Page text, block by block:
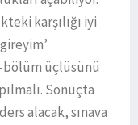
karşılığı iyi
üçlüsünü
Sonuçta
alacak, sınava